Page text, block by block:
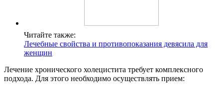
Читайте также:
Лечебные свойства и противопоказания девясила для
женщин
Лечение хронического холецистита требует комплексного
подхода. Для этого необходимо осуществлять прием: